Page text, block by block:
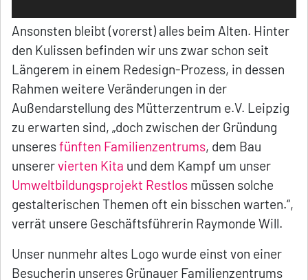
Ansonsten bleibt (vorerst) alles beim Alten. Hinter
den Kulissen befinden wir uns zwar schon seit
Längerem in einem Redesign-Prozess, in dessen
Rahmen weitere Veränderungen in der
Außendarstellung des Mütterzentrum e.V. Leipzig
zu erwarten sind, „doch zwischen der Gründung
unseresfünften Familienzentrums, dem Bau
unserervierten Kita und dem Kampf um unser
Umweltbildungsprojekt Restlos müssen solche
gestalterischen Themen oft ein bisschen warten.“,
verrät unsere Geschäftsführerin Raymonde Will.
Unser nunmehr altes Logo wurde einst von einer
Besucherin unseres Grünauer Familienzentrums